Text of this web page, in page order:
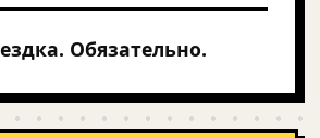
Обязательно.